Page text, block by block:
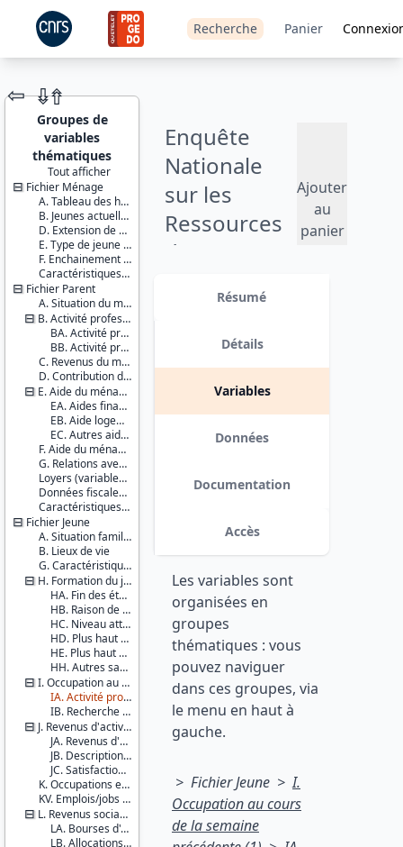
Recherche Panier
JEU DE
DONNÉES
Enquête
Nationale
sur les
Ressources
des Jeunes
Ajouter
au
panier
données fiscales portant sur les
revenus des parents suite à un
appariement ; - imputation de loyers
Logement Insee ; - et ajout de
personnes, aides sociales, revenus
⇦ ⇮⇮
Groupes de
variables
thématiques
Tout afficher
Fichier Ménage
A. Tableau des habitants du logement
B. Jeunes actuellement à l’étranger (stages, etc.)
D. Extension de champ
E. Type de jeune adulte
F. Enchainement des questionnaires
Caractéristiques d'enquête
Fichier Parent
A. Situation du ménage du parent
B. Activité professionnelle du parent et de son conjoint
BA. Activité professionnelle du parent
BB. Activité professionnelle du conjoint du parent
C. Revenus du ménage du parent
D. Contribution du jeune au ménage du parent
E. Aide du ménage du parent au jeune
EA. Aides financières régulières
EB. Aide logement
EC. Autres aides
F. Aide du ménage du parent aux autres enfants
G. Relations avec le jeune
Loyers (variables imputées)
Données fiscales et sociales
Caractéristiques d'enquête
Fichier Jeune
A. Situation familiale du JA
B. Lieux de vie
G. Caractéristiques individuelles du jeune adulte
H. Formation du jeune adulte
HA. Fin des études
HB. Raison de l'arrêt des études
HC. Niveau atteint par le jeune adulte encore en formation initiale
HD. Plus haut diplôme atteint (pour tous)
HE. Plus haut niveau atteint (pour tous)
HH. Autres savoirs du jeune adulte
I. Occupation au cours de la semaine précédente
IA. Activité professionnelle
IB. Recherche d'un travail
J. Revenus d'activités et description de l'activité
JA. Revenus d'activités de la semaine précédente
JB. Description de l'activité au cours de la semaine précédente
JC. Satisfaction vis-à-vis de la situation professionnelle actuelle
K. Occupations en 2014 et revenus d'activités
KV. Emplois/jobs de vacances
L. Revenus sociaux en 2014
LA. Bourses d'études
LB. Allocations chômage
Identifiants :
lil-1120
doi:10.13144/lil-
1120
Thème :
Conditions
de vie et
société
Couverture
géographique :
France
métropolitaine
Guadeloupe
La
Réunion
Producteurs :
INSEE
DREES
Diffuseur :
Progedo-
Adisp
Résumé
Détails
Variables
Données
Documentation
Accès
Les variables sont
organisées en
groupes
thématiques : vous
pouvez naviguer
dans ces groupes, via
le menu en haut à
gauche.
> Fichier Jeune >I.
Occupation au cours
de la semaine